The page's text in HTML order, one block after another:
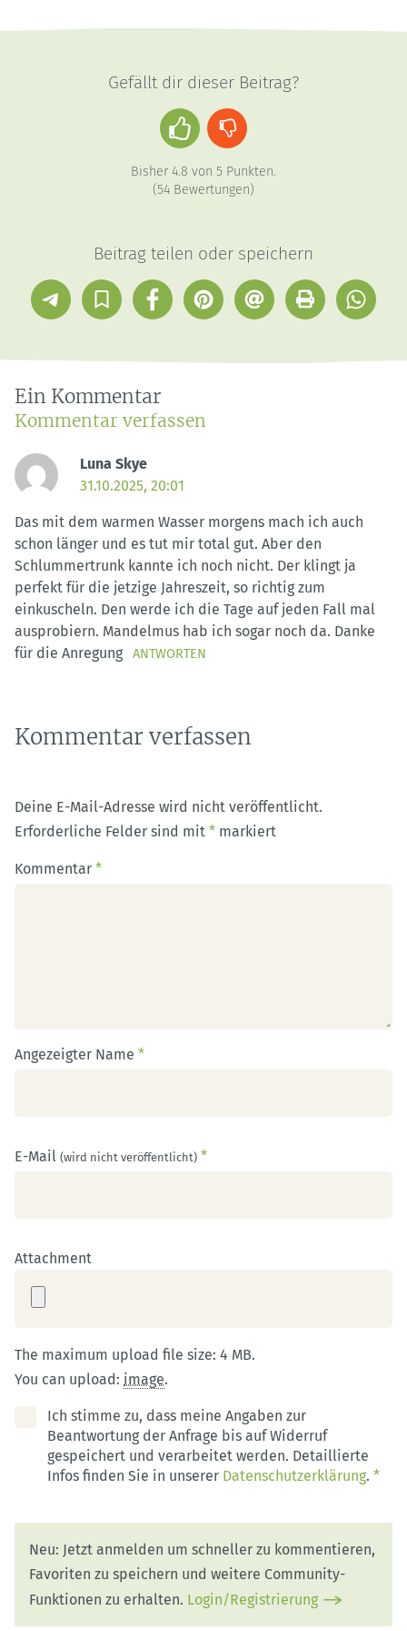
Gefällt dir dieser Beitrag?
Daumen
hoch
Daumen
Bisher 4.8 von 5 Punkten.
(54 Bewertungen)
Beitrag teilen oder speichern
TelegramIn
Sammlung
FacebookPinterestE-
Mail
Drucken
Ein Kommentar
Kommentar verfassen
Luna Skye
31.10.2025, 20:01
Das mit dem warmen Wasser morgens mach ich auch
schon länger und es tut mir total gut. Aber den
Schlummertrunk kannte ich noch nicht. Der klingt ja
perfekt für die jetzige Jahreszeit, so richtig zum
einkuscheln. Den werde ich die Tage auf jeden Fall mal
ausprobiern. Mandelmus hab ich sogar noch da. Danke
für die Anregung
ANTWORTEN
Kommentar verfassen
Deine E-Mail-Adresse wird nicht veröffentlicht.
Erforderliche Felder sind mit * markiert
Kommentar *
Angezeigter Name *
E-Mail (wird nicht veröffentlicht) *
Ich stimme zu, dass meine Angaben zur
Beantwortung der Anfrage bis auf Widerruf
gespeichert und verarbeitet werden. Detaillierte
Infos finden Sie in unserer Datenschutzerklärung. *
Attachment
The maximum upload file size: 4 MB.
You can upload: image.
Neu: Jetzt anmelden um schneller zu kommentieren,
Favoriten zu speichern und weitere Community-
Funktionen zu erhalten. Login/Registrierung